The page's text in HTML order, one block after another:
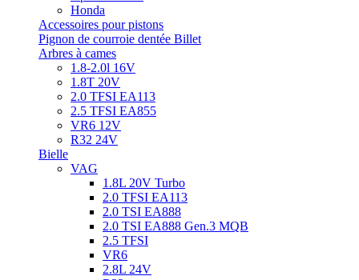
Honda
Accessoires pour pistons
Pignon de courroie dentée Billet
Arbres à cames
1.8-2.0l 16V
1.8T 20V
2.0 TFSI EA113
2.5 TFSI EA855
VR6 12V
R32 24V
Bielle
VAG
1.8L 20V Turbo
2.0 TFSI EA113
2.0 TSI EA888
2.0 TSI EA888 Gen.3 MQB
2.5 TFSI
VR6
2.8L 24V